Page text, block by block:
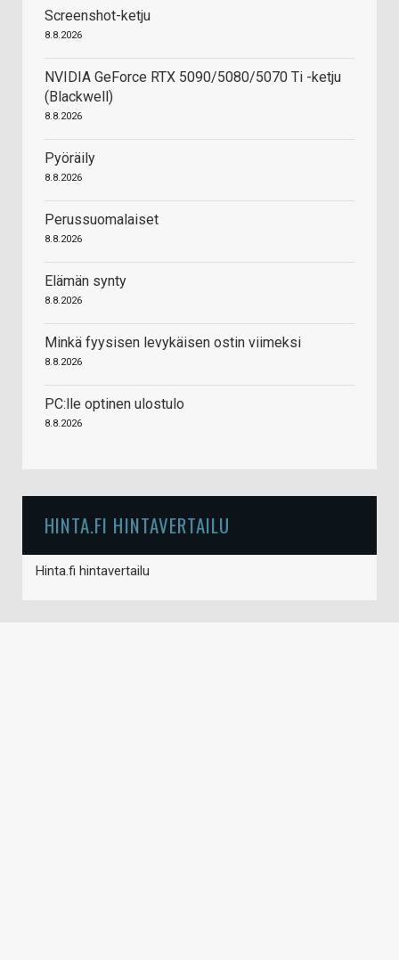
Screenshot-ketju
8.8.2026
NVIDIA GeForce RTX 5090/5080/5070 Ti -ketju
(Blackwell)
8.8.2026
Pyöräily
8.8.2026
Perussuomalaiset
8.8.2026
Elämän synty
8.8.2026
Minkä fyysisen levykäisen ostin viimeksi
8.8.2026
PC:lle optinen ulostulo
8.8.2026
HINTA.FI HINTAVERTAILU
Hinta.fi hintavertailu